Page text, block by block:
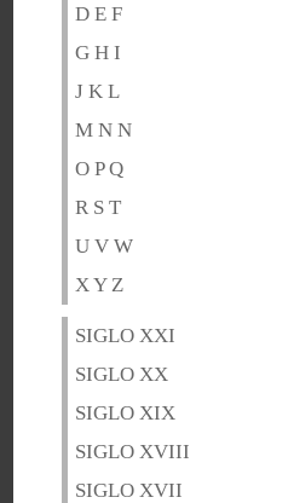
D E F
G H I
J K L
M N N
O P Q
R S T
U V W
X Y Z
SIGLO XXI
SIGLO XX
SIGLO XIX
SIGLO XVIII
SIGLO XVII